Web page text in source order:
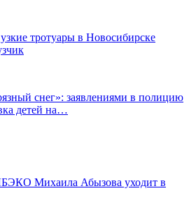
тротуары в Новосибирске
снег»: заявлениями в полицию
детей на…
Михаила Абызова уходит в